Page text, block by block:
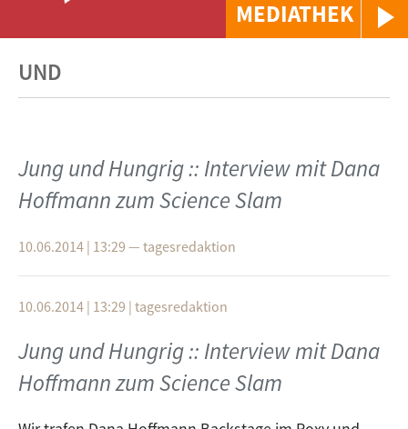
MEDIATHEK
UND
Jung und Hungrig :: Interview mit Dana
Hoffmann zum Science Slam
10.06.2014 | 13:29 — tagesredaktion
10.06.2014 | 13:29 | tagesredaktion
Jung und Hungrig :: Interview mit Dana
Hoffmann zum Science Slam